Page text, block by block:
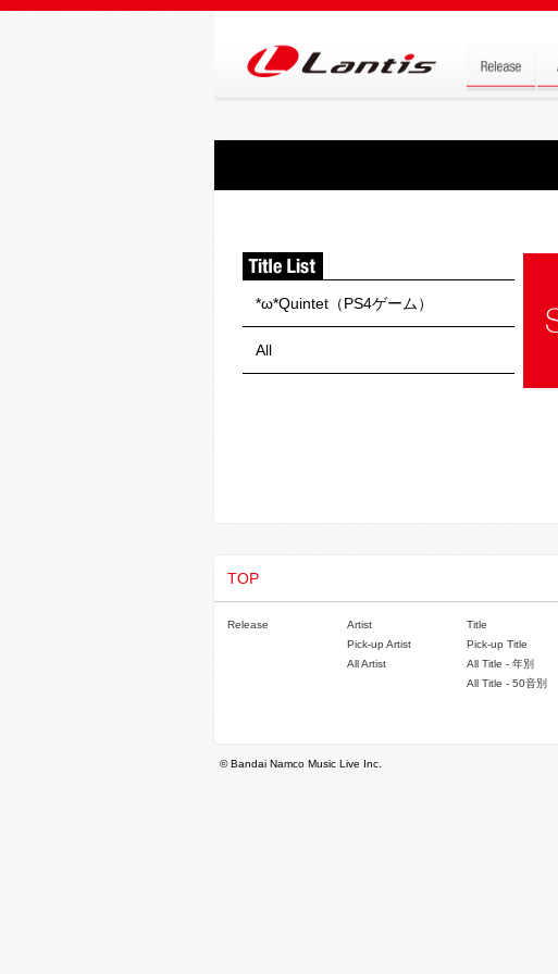
*ω*Quintet（PS4ゲーム）
All
TOP
Release
Artist
Pick-up Artist
All Artist
Title
Pick-up Title
All Title - 年別
All Title - 50音別
© Bandai Namco Music Live Inc.